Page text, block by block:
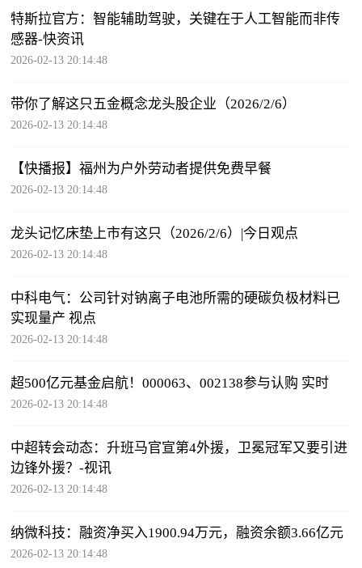
特斯拉官方：智能辅助驾驶，关键在于人工智能而非传
感器-快资讯
2026-02-13 20:14:48
带你了解这只五金概念龙头股企业（2026/2/6）
2026-02-13 20:14:48
【快播报】福州为户外劳动者提供免费早餐
2026-02-13 20:14:48
龙头记忆床垫上市有这只（2026/2/6）|今日观点
2026-02-13 20:14:48
中科电气：公司针对钠离子电池所需的硬碳负极材料已
实现量产 视点
2026-02-13 20:14:48
超500亿元基金启航！000063、002138参与认购 实时
2026-02-13 20:14:48
中超转会动态：升班马官宣第4外援，卫冕冠军又要引进
边锋外援？-视讯
2026-02-13 20:14:48
纳微科技：融资净买入1900.94万元，融资余额3.66亿元
2026-02-13 20:14:48